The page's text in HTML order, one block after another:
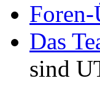
Das
sind